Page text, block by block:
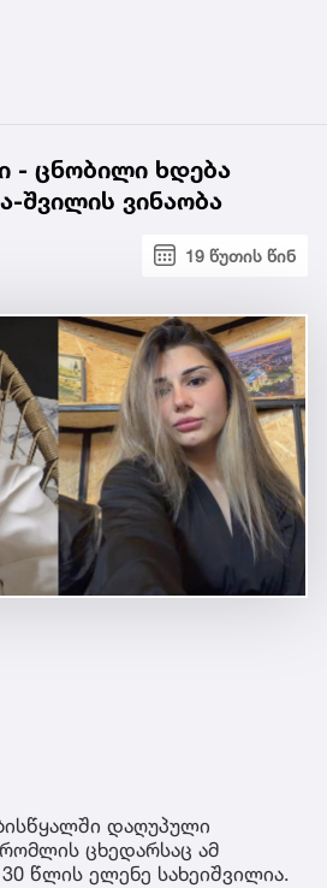
- ცნობილი ხდება
შვილის ვინაობა
19 წუთის წინ
დაღუპული
ცხედარსაც ამ
წლის ელენე სახეიშვილია.